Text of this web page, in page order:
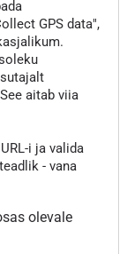
GPS data",
aitab viia
i ja valida
- vana
olevale